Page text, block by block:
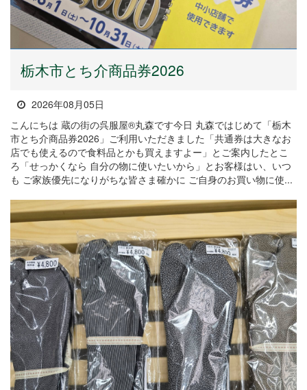
栃木市とち介商品券2026
2026年08月05日
こんにちは 蔵の街の呉服屋®丸森です今日 丸森ではじめて「栃木
市とち介商品券2026」ご利用いただきました「共通券は大きなお
店でも使えるので食料品とかも買えますよー」とご案内したとこ
ろ「せっかくなら 自分の物に使いたいから」とお客様はい、いつ
も ご家族優先になりがちな皆さま確かに ご自身のお買い物に使...